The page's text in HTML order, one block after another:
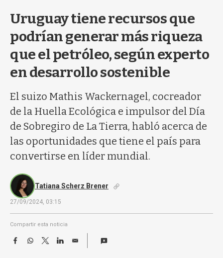
q
Uruguay tiene recursos que
podrían generar más riqueza
que el petróleo, según experto
en desarrollo sostenible
El suizo Mathis Wackernagel, cocreador
de la Huella Ecológica e impulsor del Día
de Sobregiro de La Tierra, habló acerca de
las oportunidades que tiene el país para
convertirse en líder mundial.
Tatiana Scherz Brener
27/09/2024, 03:15
Compartir esta noticia
F
W
T
w
L
E